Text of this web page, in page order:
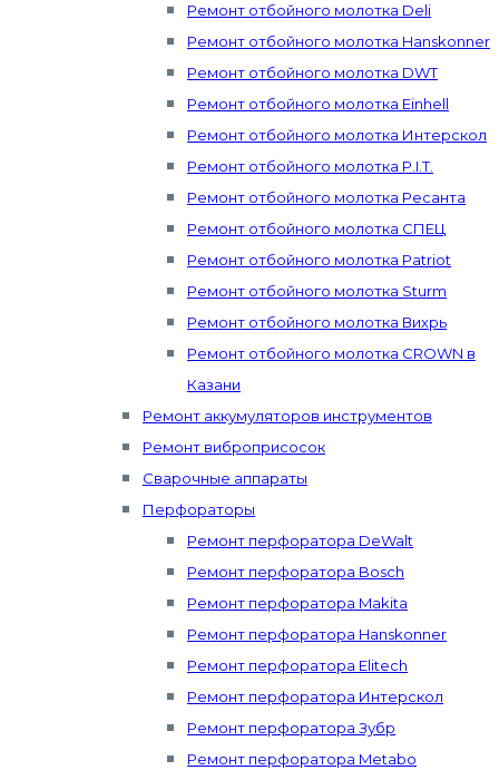
Ремонт отбойного молотка Deli
Ремонт отбойного молотка Hanskonner
Ремонт отбойного молотка DWT
Ремонт отбойного молотка Einhell
Ремонт отбойного молотка Интерскол
Ремонт отбойного молотка P.I.T.
Ремонт отбойного молотка Ресанта
Ремонт отбойного молотка СПЕЦ
Ремонт отбойного молотка Patriot
Ремонт отбойного молотка Sturm
Ремонт отбойного молотка Вихрь
Ремонт отбойного молотка CROWN в
Казани
Ремонт аккумуляторов инструментов
Ремонт виброприсосок
Сварочные аппараты
Перфораторы
Ремонт перфоратора DeWalt
Ремонт перфоратора Bosch
Ремонт перфоратора Makita
Ремонт перфоратора Hanskonner
Ремонт перфоратора Elitech
Ремонт перфоратора Интерскол
Ремонт перфоратора Зубр
Ремонт перфоратора Metabo